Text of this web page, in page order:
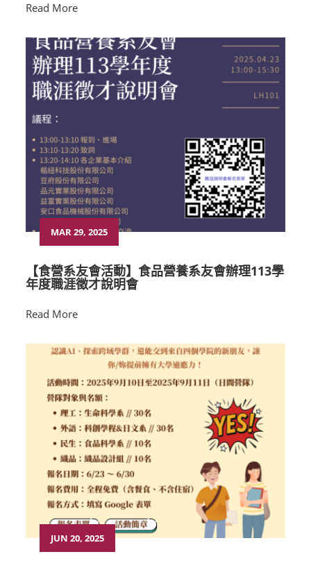
Read More
MAR 29, 2025
【食營系友會活動】食品營養系友會辦理113學
年度職涯徵才說明會
Read More
JUN 20, 2025